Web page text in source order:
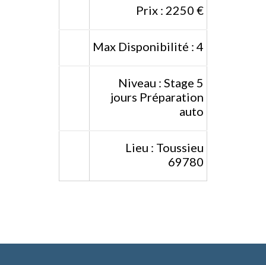
Prix : 2250 €
Max Disponibilité : 4
Niveau : Stage 5
jours Préparation
auto
Lieu : Toussieu
69780